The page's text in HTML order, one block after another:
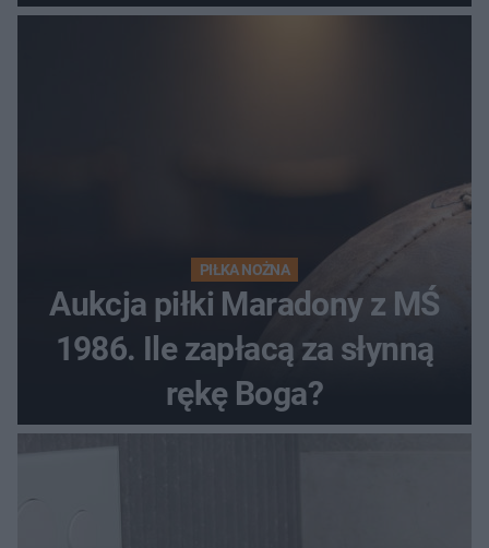
PIŁKA NOŻNA
Aukcja piłki Maradony z MŚ
1986. Ile zapłacą za słynną
rękę Boga?